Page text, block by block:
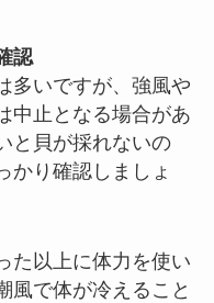
認
多いですが、強風や
中止となる場合があ
と貝が採れないの
かり確認しましょ
た以上に体力を使い
風で体が冷えること